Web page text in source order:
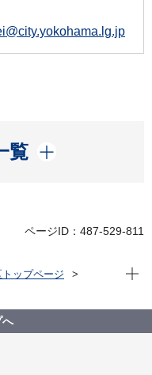
覧
ページID：487-529-811
トップページ
いて相談したい（保
現在
へ